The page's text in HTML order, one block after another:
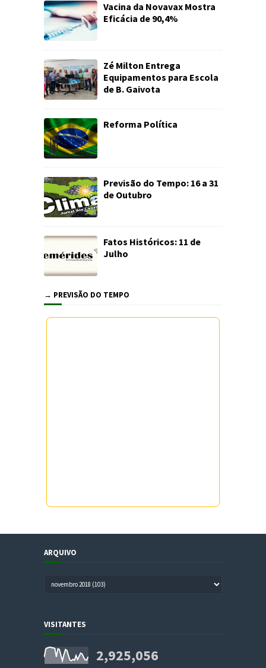
Vacina da Novavax Mostra
Eficácia de 90,4%
Zé Milton Entrega
Equipamentos para Escola
de B. Gaivota
Reforma Política
Previsão do Tempo: 16 a 31
de Outubro
Fatos Históricos: 11 de
Julho
→ PREVISÃO DO TEMPO
ARQUIVO
VISITANTES
2,925,056